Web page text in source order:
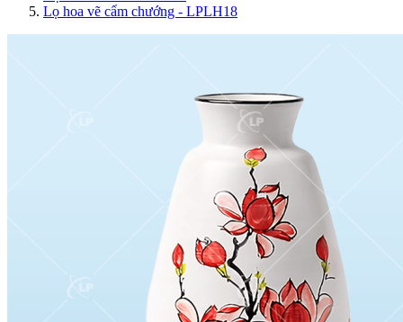
Lọ hoa vẽ cẩm chướng - LPLH18